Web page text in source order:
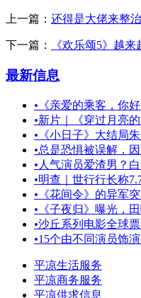
上一篇： 还得是大佬来整
下一篇： 《欢乐颂5》越
最新信息
• 《亲爱的乘客，你
•新片｜《穿过月亮
• 《小日子》大结局
•总是恐惧被误解，
• 人气演员爱渣男？
•明查｜世行行长称
• 《花间令》的异军
• 《子夜归》曝光，
•沙丘系列电影全球
•15个由不同演员饰
平凉生活服务
平凉商务服务
平凉供求信息